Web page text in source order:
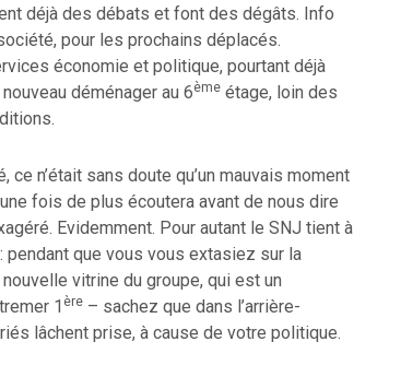
déjà des débats et font des dégâts. Info
pour les prochains déplacés.
économie et politique, pourtant déjà
déménager au 6èmeétage, loin des
n’était sans doute qu’un mauvais moment
fois de plus écoutera avant de nous dire
Evidemment. Pour autant le SNJ tient à
pendant que vous vous extasiez sur la
vitrine du groupe, qui est un
1 ère– sachez que dans l’arrière-
lâchent prise, à cause de votre politique.